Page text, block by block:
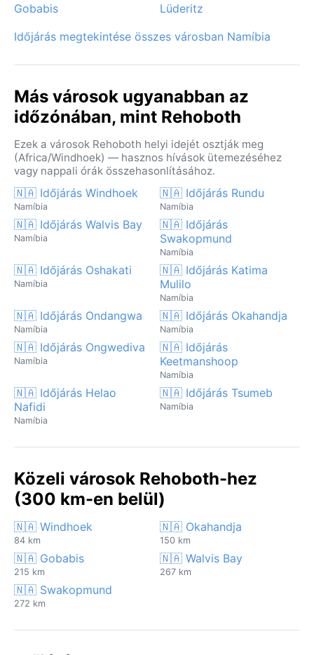
Gobabis
Lüderitz
Időjárás megtekintése összes városban Namíbia
Más városok ugyanabban az
időzónában, mint Rehoboth
Ezek a városok Rehoboth helyi idejét osztják meg
(Africa/Windhoek) — hasznos hívások ütemezéséhez
vagy nappali órák összehasonlításához.
🇳🇦 Időjárás Windhoek
Namíbia
🇳🇦 Időjárás Rundu
Namíbia
🇳🇦 Időjárás Walvis Bay
Namíbia
🇳🇦 Időjárás
Swakopmund
Namíbia
🇳🇦 Időjárás Oshakati
Namíbia
🇳🇦 Időjárás Katima
Mulilo
Namíbia
🇳🇦 Időjárás Ondangwa
Namíbia
🇳🇦 Időjárás Okahandja
Namíbia
🇳🇦 Időjárás Ongwediva
Namíbia
🇳🇦 Időjárás
Keetmanshoop
Namíbia
🇳🇦 Időjárás Helao
Nafidi
Namíbia
🇳🇦 Időjárás Tsumeb
Namíbia
Közeli városok Rehoboth-hez
(300 km-en belül)
🇳🇦 Windhoek
84 km
🇳🇦 Okahandja
150 km
🇳🇦 Gobabis
215 km
🇳🇦 Walvis Bay
267 km
🇳🇦 Swakopmund
272 km